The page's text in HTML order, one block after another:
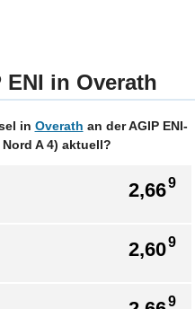
in Overath
in Overath an der AGIP ENI-
A 4) aktuell?
2,669
2,609
9